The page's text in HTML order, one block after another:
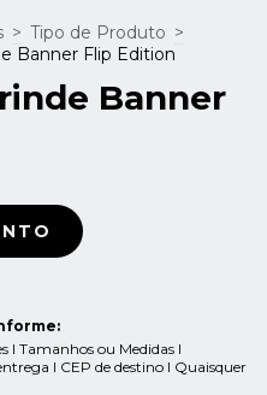
> Tipo de Produto >
Banner Flip Edition
Banner
I Tamanhos ou Medidas I
I CEP de destino I Quaisquer